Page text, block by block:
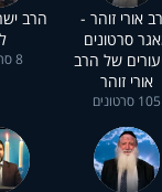
אורי זוהר -
סרטונים
של הרב
אורי זוהר
105 סרטונים
הרב
8 סרטונים